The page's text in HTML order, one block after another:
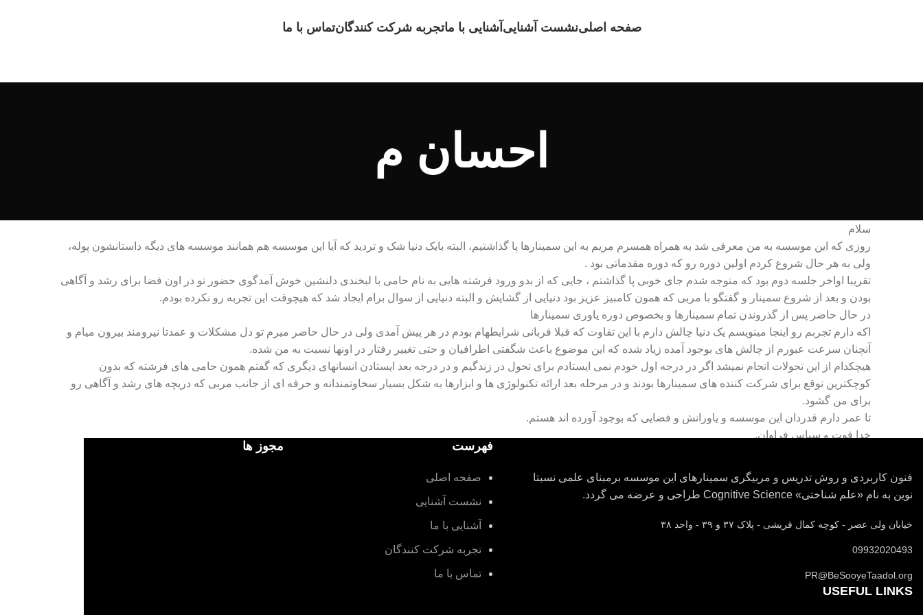
صفحه اصلینشست آشنایی آشنایی با ماتجربه شرکت کنندگانتماس با ما
احسان م
سلام
روزی که این موسسه به من معرفی شد به همراه همسرم مریم به این سمینارها پا گذاشتیم، البته بایک دنیا شک و تردید که آیا این موسسه هم همانند موسسه های دیگه داستانشون پوله،
ولی به هر حال شروع کردم اولین دوره رو که دوره مقدماتی بود .
تقریبا اواخر جلسه دوم بود که متوجه شدم جای خوبی پا گذاشتم ، جایی که از بدو ورود فرشته هایی به نام حامی با لبخندی دلنشین خوش آمدگوی حضور تو در اون فضا برای رشد و آگاهی
بودن و بعد از شروع سمینار و گفتگو با مربی که همون کامبیز عزیز بود دنیایی از گشایش و البته دنیایی از سوال برام ایجاد شد که هیچوقت این تجربه رو نکرده بودم.
در حال حاضر پس از گذروندن تمام سمینارها و بخصوص دوره یاوری سمینارها
اکه دارم تجربم رو اینجا مینویسم یک دنیا چالش دارم با این تفاوت که قبلا قربانی شرایطهام بودم در هر پیش آمدی ولی در حال حاضر میرم تو دل مشکلات و عمدتا نیرومند بیرون میام و
آنچنان سرعت عبورم از چالش های بوجود آمده زیاد شده که این موضوع باعث شگفتی اطرافیان و حتی تغییر رفتار در اونها نسبت به من شده.
هیچکدام از این تحولات انجام نمیشد اگر در درجه اول خودم نمی ایستادم برای تحول در زندگیم و در درجه بعد ایستادن انسانهای دیگری که گفتم همون حامی های فرشته که بدون
کوچکترین توقع برای شرکت کننده های سمینارها بودند و در مرحله بعد ارائه تکنولوژی ها و ابزارها به شکل بسیار سخاوتمندانه و حرفه ای از جانب مربی که دریچه های رشد و آگاهی رو
برای من گشود.
تا عمر دارم قدردان این موسسه و یاورانش و فضایی که بوجود آورده اند هستم.
خدا قوت و سپاس فراوان.
فنون کاربردی و روش تدریس و مربیگری سمینارهای این موسسه برمبنای علمی نسبتا
نوین به نام «علم شناختی» Cognitive Science طراحی و عرضه می گردد.
خیابان ولی عصر - کوچه کمال قریشی - پلاک ٣٧ و ٣٩ - واحد ٣٨
09932020493
PR@BeSooyeTaadol.org
USEFUL LINKS
فهرست
صفحه اصلی
نشست آشنایی
آشنایی با ما
تجربه شرکت کنندگان
تماس با ما
مجوز ها